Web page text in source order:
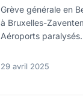
Grève générale en
à Bruxelles-
Aéroports paralysés.
29 avril 2025